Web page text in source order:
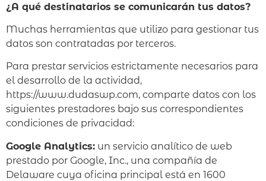
¿A qué destinatarios se comunicarán tus datos?
Muchas herramientas que utilizo para gestionar tus
datos son contratadas por terceros.
Para prestar servicios estrictamente necesarios para
el desarrollo de la actividad,
https://www.dudaswp.com, comparte datos con los
siguientes prestadores bajo sus correspondientes
condiciones de privacidad:
Google Analytics: un servicio analítico de web
prestado por Google, Inc., una compañía de
Delaware cuya oficina principal está en 1600